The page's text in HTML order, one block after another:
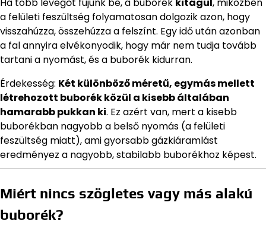
a felületi feszültség folyamatosan dolgozik azon, hogy
visszahúzza, összehúzza a felszínt. Egy idő után azonban
a fal annyira elvékonyodik, hogy már nem tudja tovább
tartani a nyomást, és a buborék kidurran.
Érdekesség: Két különböző méretű, egymás mellett
létrehozott buborék közül a kisebb általában
hamarabb pukkan ki. Ez azért van, mert a kisebb
buborékban nagyobb a belső nyomás (a felületi
feszültség miatt), ami gyorsabb gázkiáramlást
eredményez a nagyobb, stabilabb buborékhoz képest.
Miért nincs szögletes vagy más alakú
buborék?